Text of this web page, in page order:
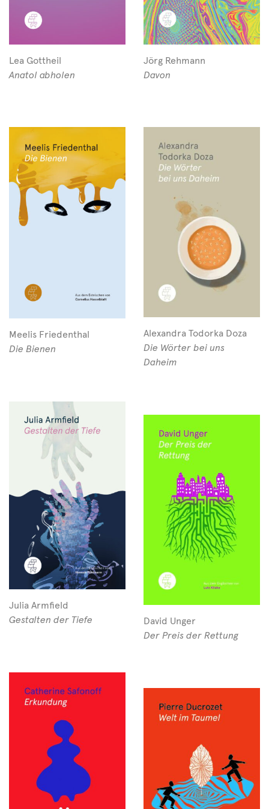
Lea Gottheil
Anatol abholen
Jörg Rehmann
Davon
Meelis Friedenthal
Die Bienen
Alexandra Todorka Doza
Die Wörter bei uns
Daheim
Julia Armfield
Gestalten der Tiefe
David Unger
Der Preis der Rettung